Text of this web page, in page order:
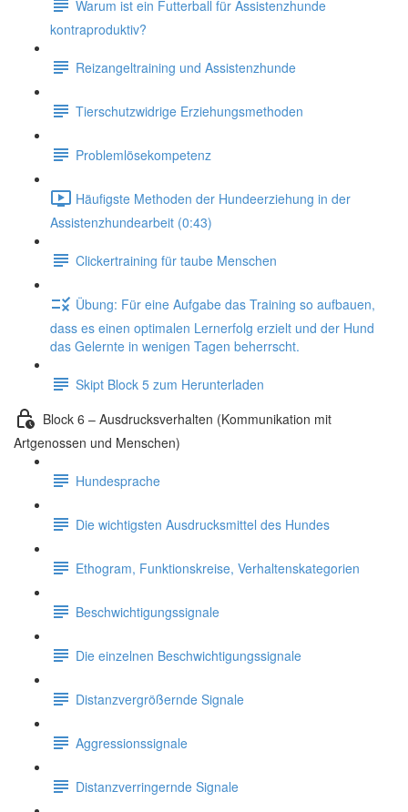
Warum ist ein Futterball für Assistenzhunde
kontraproduktiv?
Reizangeltraining und Assistenzhunde
Tierschutzwidrige Erziehungsmethoden
Problemlösekompetenz
Häufigste Methoden der Hundeerziehung in der
Assistenzhundearbeit (0:43)
Clickertraining für taube Menschen
Übung: Für eine Aufgabe das Training so aufbauen,
dass es einen optimalen Lernerfolg erzielt und der Hund
das Gelernte in wenigen Tagen beherrscht.
Skipt Block 5 zum Herunterladen
Block 6 – Ausdrucksverhalten (Kommunikation mit
Artgenossen und Menschen)
Hundesprache
Die wichtigsten Ausdrucksmittel des Hundes
Ethogram, Funktionskreise, Verhaltenskategorien
Beschwichtigungssignale
Die einzelnen Beschwichtigungssignale
Distanzvergrößernde Signale
Aggressionssignale
Distanzverringernde Signale